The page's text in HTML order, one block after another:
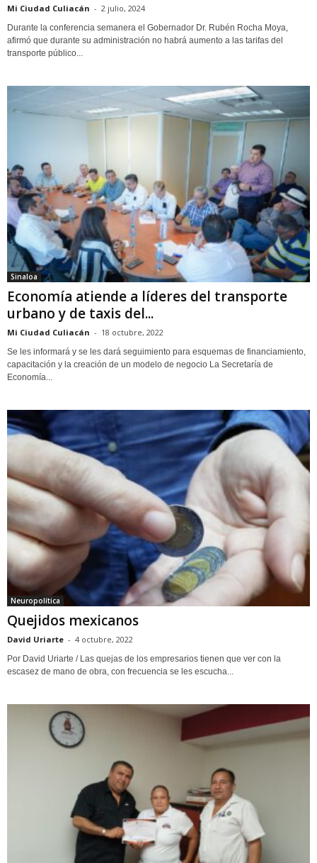
Mi Ciudad Culiacán - 2 julio, 2024
Durante la conferencia semanera el Gobernador Dr. Rubén Rocha Moya,
afirmó que durante su administración no habrá aumento a las tarifas del
transporte público...
Sinaloa
Economía atiende a líderes del transporte
urbano y de taxis del...
Mi Ciudad Culiacán - 18 octubre, 2022
Se les informará y se les dará seguimiento para esquemas de financiamiento,
capacitación y la creación de un modelo de negocio La Secretaría de
Economía...
Neuropolítica
Quejidos mexicanos
David Uriarte - 4 octubre, 2022
Por David Uriarte / Las quejas de los empresarios tienen que ver con la
escasez de mano de obra, con frecuencia se les escucha...